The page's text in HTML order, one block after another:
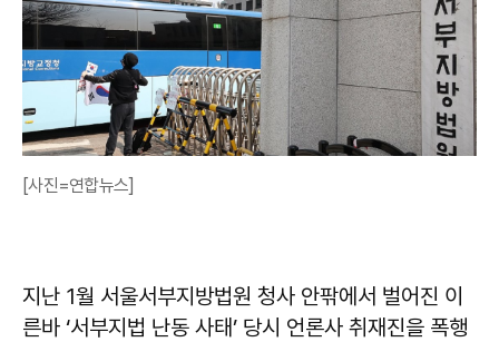
[사진=연합뉴스]
지난 1월 서울서부지방법원 청사 안팎에서 벌어진 이
른바 ‘서부지법 난동 사태’ 당시 언론사 취재진을 폭행